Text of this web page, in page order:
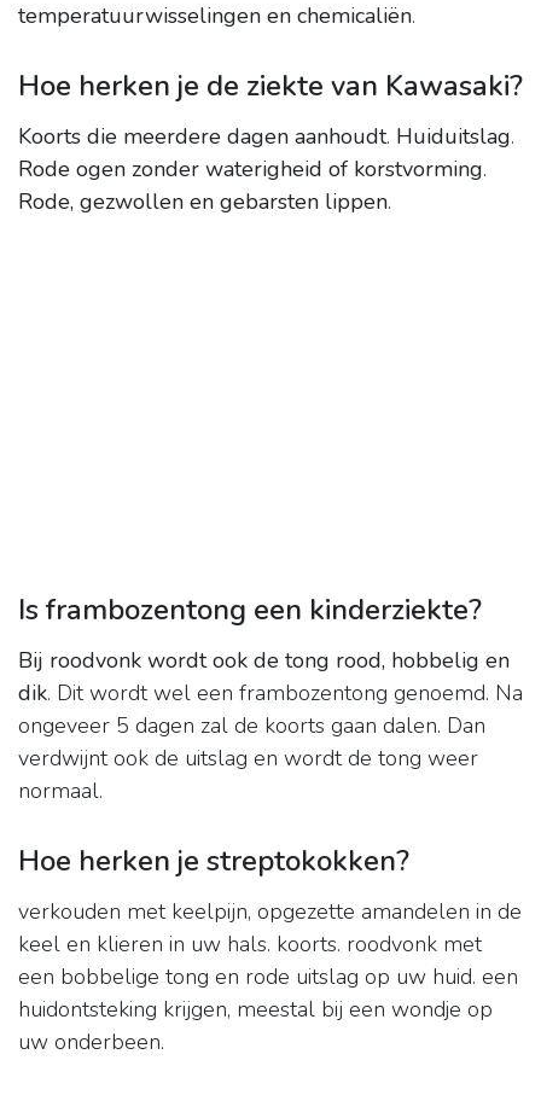
temperatuurwisselingen en chemicaliën.
Hoe herken je de ziekte van Kawasaki?
Koorts die meerdere dagen aanhoudt. Huiduitslag.
Rode ogen zonder waterigheid of korstvorming.
Rode, gezwollen en gebarsten lippen.
Is frambozentong een kinderziekte?
Bij roodvonk wordt ook de tong rood, hobbelig en
dik. Dit wordt wel een frambozentong genoemd. Na
ongeveer 5 dagen zal de koorts gaan dalen. Dan
verdwijnt ook de uitslag en wordt de tong weer
normaal.
Hoe herken je streptokokken?
verkouden met keelpijn, opgezette amandelen in de
keel en klieren in uw hals. koorts. roodvonk met
een bobbelige tong en rode uitslag op uw huid. een
huidontsteking krijgen, meestal bij een wondje op
uw onderbeen.